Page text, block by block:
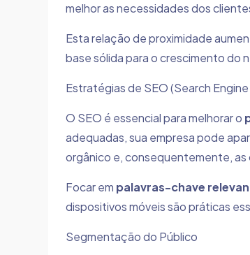
melhor as necessidades dos
Esta relação de proximidade
base sólida para o crescimento do
Estratégias de SEO (Search
O SEO é essencial para melhorar o
adequadas, sua empresa pode
orgânico e, consequentemente,
Focar em palavras-chave
dispositivos móveis são práticas
Segmentação do Público